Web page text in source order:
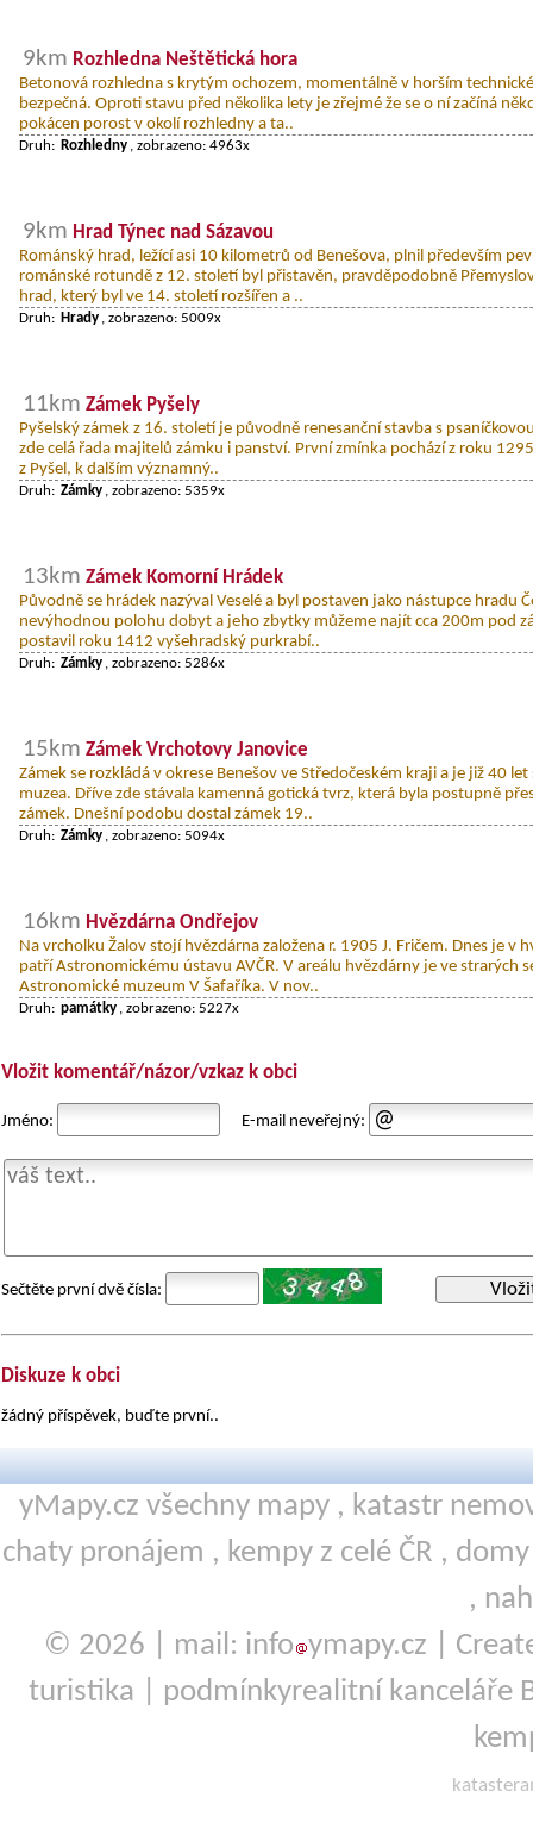
9km Rozhledna Neštětická hora
Betonová rozhledna s krytým ochozem, momentálně v horším
bezpečná. Oproti stavu před několika lety je zřejmé že se o ní začíná
pokácen porost v okolí rozhledny a ta..
Druh: Rozhledny , zobrazeno: 4963x
9km Hrad Týnec nad Sázavou
Románský hrad, ležící asi 10 kilometrů od Benešova, plnil především
románské rotundě z 12. století byl přistavěn, pravděpodobně
hrad, který byl ve 14. století rozšířen a ..
Druh: Hrady , zobrazeno: 5009x
11km Zámek Pyšely
Pyšelský zámek z 16. století je původně renesanční stavba s
zde celá řada majitelů zámku i panství. První zmínka pochází z roku
z Pyšel, k dalším významný..
Druh: Zámky , zobrazeno: 5359x
13km Zámek Komorní Hrádek
Původně se hrádek nazýval Veselé a byl postaven jako nástupce hradu
nevýhodnou polohu dobyt a jeho zbytky můžeme najít cca 200m pod
postavil roku 1412 vyšehradský purkrabí..
Druh: Zámky , zobrazeno: 5286x
15km Zámek Vrchotovy Janovice
Zámek se rozkládá v okrese Benešov ve Středočeském kraji a je již 40
muzea. Dříve zde stávala kamenná gotická tvrz, která byla postupně
zámek. Dnešní podobu dostal zámek 19..
Druh: Zámky , zobrazeno: 5094x
16km Hvězdárna Ondřejov
Na vrcholku Žalov stojí hvězdárna založena r. 1905 J. Fričem. Dnes je v
patří Astronomickému ústavu AVČR. V areálu hvězdárny je ve strarých
Astronomické muzeum V Šafaříka. V nov..
Druh: památky , zobrazeno: 5227x
Vložit komentář/názor/vzkaz k obci
Jméno: E-mail neveřejný:
Sečtěte první dvě čísla:
Diskuze k obci
žádný příspěvek, buďte první..
yMapy.cz všechny mapy , katastr
chaty pronájem , kempy z celé ČR ,
,
© 2026 | mail: info ymapy.cz |
turistika
podmínkyrealitní kanceláře